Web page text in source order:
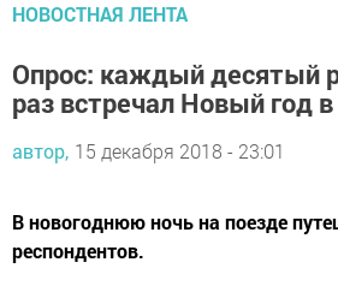
НОВОСТНАЯ ЛЕНТА
Опрос: каждый десятый
раз встречал Новый год
автор, 15 декабря 2018 - 23:01
В новогоднюю ночь на поезде
респондентов.